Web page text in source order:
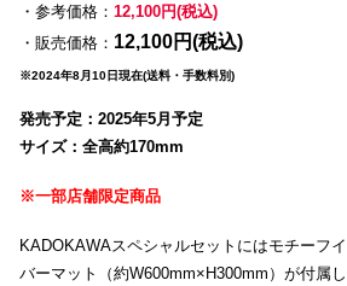
・参考価格： 12,100円(税込)
・販売価格： 12,100円(税込)
※2024年8月10日現在(送料・手数料別)
発売予定：2025年5月予定
サイズ：全高約170mm
※一部店舗限定商品
KADOKAWAスペシャルセットにはモチーフ
バーマット（約W600mm×H300mm）が付属し